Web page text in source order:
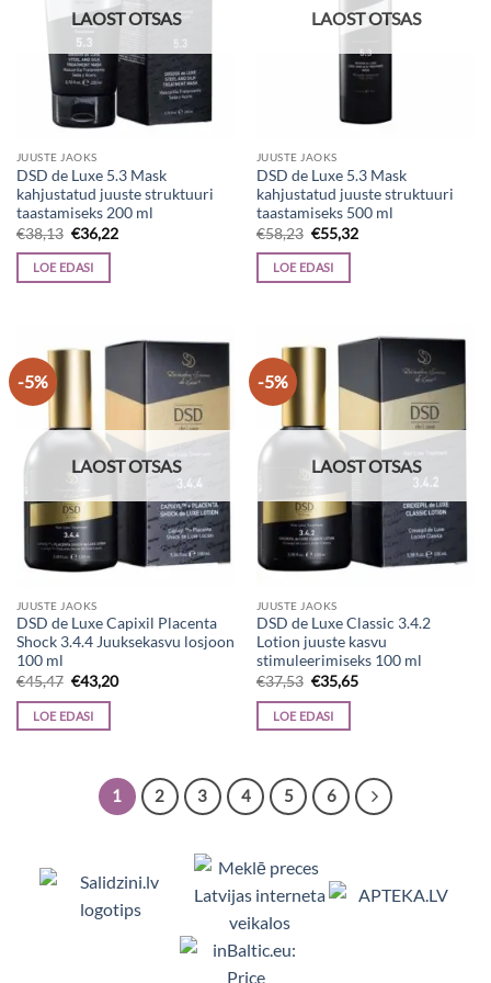
LAOST OTSAS
JUUSTE JAOKS
DSD de Luxe 5.3 Mask
kahjustatud juuste struktuuri
taastamiseks 200 ml
€38,13 Algne
hind
oli:
€38,13.
€36,22Current
LOE EDASI
LAOST OTSAS
JUUSTE JAOKS
DSD de Luxe 5.3 Mask
kahjustatud juuste struktuuri
taastamiseks 500 ml
€58,23 Algne
hind
oli:
€58,23.
€55,32Current
LOE EDASI
-5%
LAOST OTSAS
JUUSTE JAOKS
DSD de Luxe Capixil Placenta
Shock 3.4.4 Juuksekasvu losjoon
100 ml
€45,47 Algne
hind
oli:
€45,47.
€43,20Current
LOE EDASI
-5%
LAOST OTSAS
JUUSTE JAOKS
DSD de Luxe Classic 3.4.2
Lotion juuste kasvu
stimuleerimiseks 100 ml
€37,53 Algne
hind
oli:
€37,53.
€35,65Current
LOE EDASI
1 2 3 4 5 6
Viedpulksteņi, Makita, Ceļojumu